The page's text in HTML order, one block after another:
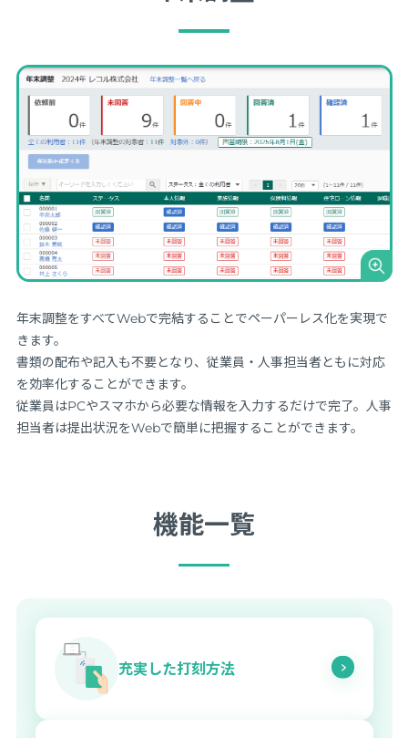
年末調整をすべてWebで完結することでペーパーレス化を実現で
きます。
書類の配布や記入も不要となり、従業員・人事担当者ともに対応
を効率化することができます。
従業員はPCやスマホから必要な情報を入力するだけで完了。人事
担当者は提出状況をWebで簡単に把握することができます。
機能一覧
充実した打刻方法